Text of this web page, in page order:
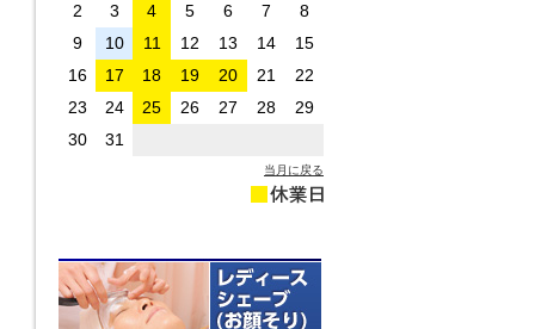
2
3 4 5 6 7
8
9
10 11 12 13 14
15
16
17 18 19 20 21
22
23
24 25 26 27 28
29
30
31
当月に戻る